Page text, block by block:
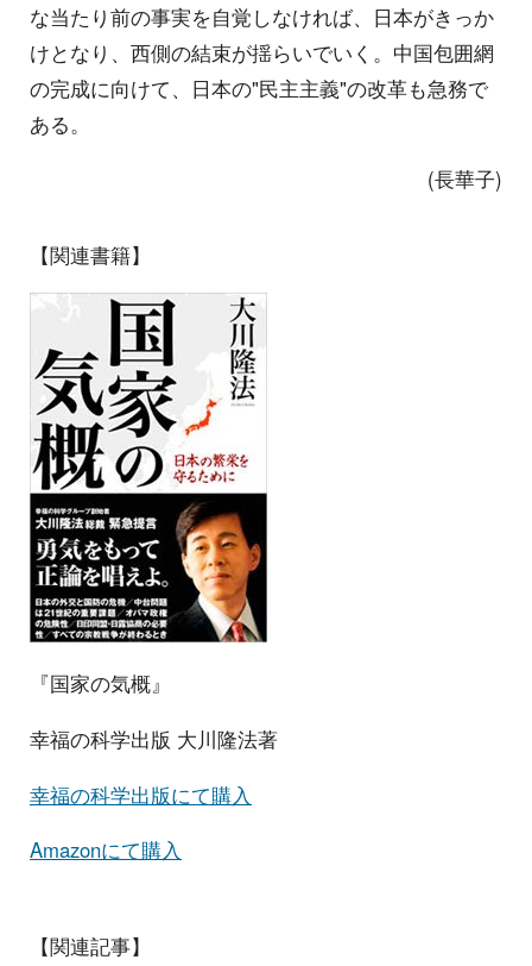
な当たり前の事実を自覚しなければ、日本がきっか
けとなり、西側の結束が揺らいでいく。中国包囲網
の完成に向けて、日本の"民主主義"の改革も急務で
ある。
(長華子)
【関連書籍】
『国家の気概』
幸福の科学出版 大川隆法著
幸福の科学出版にて購入
Amazonにて購入
【関連記事】